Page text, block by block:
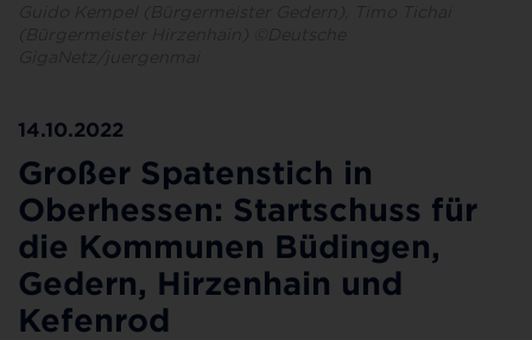
14.10.2022
Großer Spatenstich in
Oberhessen: Startschuss für
die Kommunen Büdingen,
Gedern, Hirzenhain und
Kefenrod